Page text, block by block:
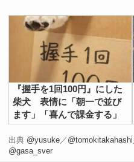
『握手を1回100円』にした
柴犬 表情に「朝一で並び
ます」「喜んで課金する」
出典 @yusuke ／ @tomokitakahashi
@gasa_sver